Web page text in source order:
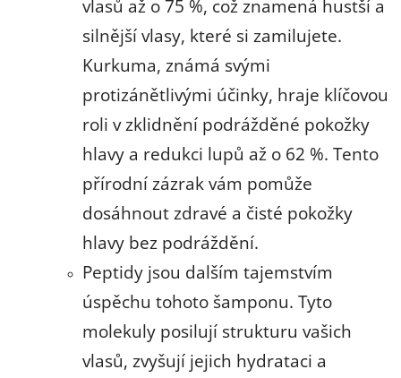
vlasů až o 75 %, což znamená hustší a
silnější vlasy, které si zamilujete.
Kurkuma, známá svými
protizánětlivými účinky, hraje klíčovou
roli v zklidnění podrážděné pokožky
hlavy a redukci lupů až o 62 %. Tento
přírodní zázrak vám pomůže
dosáhnout zdravé a čisté pokožky
hlavy bez podráždění.
Peptidy jsou dalším tajemstvím
úspěchu tohoto šamponu. Tyto
molekuly posilují strukturu vašich
vlasů, zvyšují jejich hydrataci a